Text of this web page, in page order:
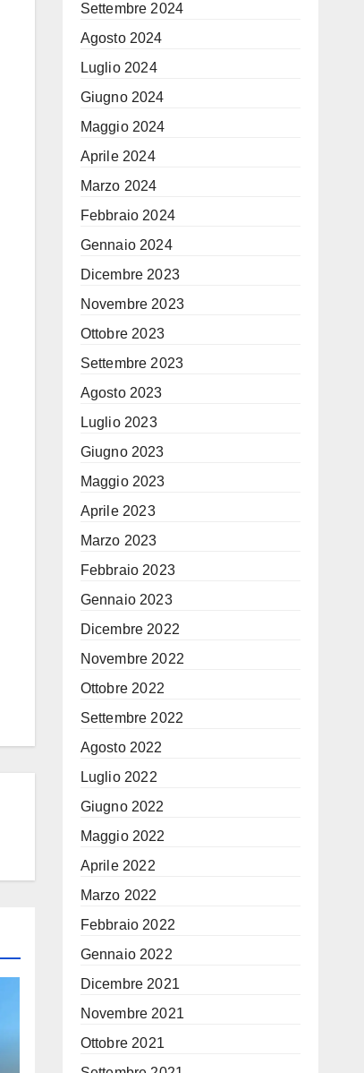
Settembre 2024
Agosto 2024
Luglio 2024
Giugno 2024
Maggio 2024
Aprile 2024
Marzo 2024
Febbraio 2024
Gennaio 2024
Dicembre 2023
Novembre 2023
Ottobre 2023
Settembre 2023
Agosto 2023
Luglio 2023
Giugno 2023
Maggio 2023
Aprile 2023
Marzo 2023
Febbraio 2023
Gennaio 2023
Dicembre 2022
Novembre 2022
Ottobre 2022
Settembre 2022
Agosto 2022
Luglio 2022
Giugno 2022
Maggio 2022
Aprile 2022
Marzo 2022
Febbraio 2022
Gennaio 2022
Dicembre 2021
Novembre 2021
Ottobre 2021